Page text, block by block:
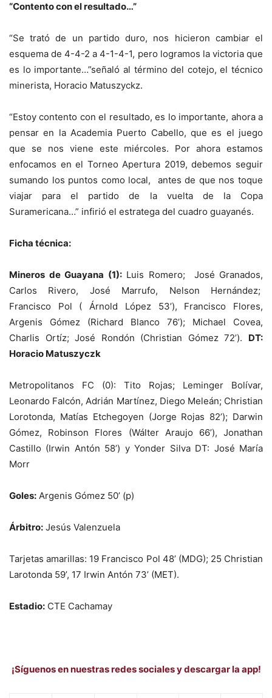
“Contento con el resultado…”
“Se trató de un partido duro, nos hicieron cambiar el
esquema de 4-4-2 a 4-1-4-1, pero logramos la victoria que
es lo importante…”señaló al término del cotejo, el técnico
minerista, Horacio Matuszyckz.
“Estoy contento con el resultado, es lo importante, ahora a
pensar en la Academia Puerto Cabello, que es el juego
que se nos viene este miércoles. Por ahora estamos
enfocamos en el Torneo Apertura 2019, debemos seguir
sumando los puntos como local, antes de que nos toque
viajar para el partido de la vuelta de la Copa
Suramericana…” infirió el estratega del cuadro guayanés.
Ficha técnica:
Mineros de Guayana (1):Luis Romero; José Granados,
Carlos Rivero, José Marrufo, Nelson Hernández;
Francisco Pol ( Árnold López 53’), Francisco Flores,
Argenis Gómez (Richard Blanco 76’); Michael Covea,
Charlis Ortíz; José Rondón (Christian Gómez 72’). DT:
Horacio Matuszyczk
Metropolitanos FC (0): Tito Rojas; Leminger Bolívar,
Leonardo Falcón, Adrián Martínez, Diego Meleán; Christian
Lorotonda, Matías Etchegoyen (Jorge Rojas 82’); Darwin
Gómez, Robinson Flores (Wálter Araujo 66’), Jonathan
Castillo (Irwin Antón 58’) y Yonder Silva DT: José María
Morr
Goles: Argenis Gómez 50’ (p)
Árbitro: Jesús Valenzuela
Tarjetas amarillas: 19 Francisco Pol 48’ (MDG); 25 Christian
Larotonda 59’, 17 Irwin Antón 73’ (MET).
Estadio: CTE Cachamay
¡Síguenos en nuestras redes sociales y descargar la app!